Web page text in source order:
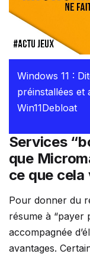
Windows 11 :
préinstallées et
Win11Debloat
Services
que
ce que cela
Pour donner du
résume à “payer
accompagnée
avantages.